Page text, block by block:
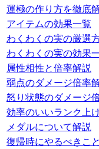
運極の作り方を徹底
アイテムの効果一覧
わくわくの実の厳選
わくわくの実の効果
属性相性と倍率解説
弱点のダメージ倍率
怒り状態のダメージ
効率のいいランク上
メダルについて解説
復帰時にやるべきこと